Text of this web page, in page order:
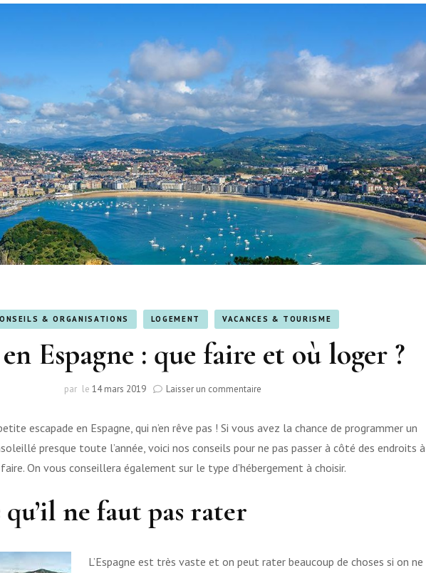
& ORGANISATIONS LOGEMENT VACANCES & TOURISME
Espagne : que faire et où loger ?
par le 14 mars 2019 Laisser un commentairesur
Espagne
:
faire
escapade en Espagne, qui n’en rêve pas ! Si vous avez la chance de programmer un
presque toute l’année, voici nos conseils pour ne pas passer à côté des endroits à
On vous conseillera également sur le type d’hébergement à choisir.
ne faut pas rater
L’Espagne est très vaste et on peut rater beaucoup de choses si on ne